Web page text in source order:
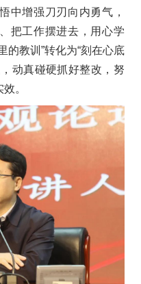
中增强刀刃向内勇气，
把工作摆进去，用心学
的教训”转化为“刻在心底
动真碰硬抓好整改，努
。